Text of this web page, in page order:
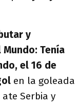
y
Tenía
el 16 de
en la goleada
Serbia y